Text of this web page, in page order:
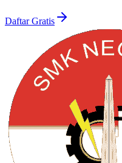
Daftar Gratis